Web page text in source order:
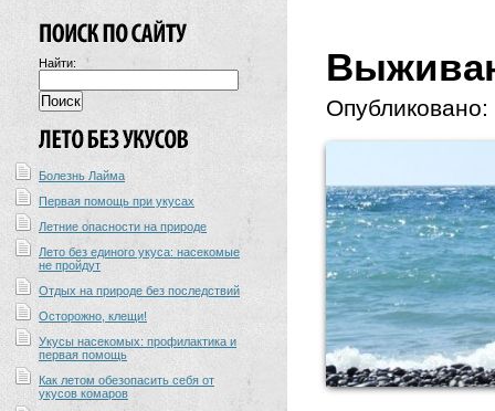
Найти:
Болезнь Лайма
Первая помощь при укусах
Летние опасности на природе
Лето без единого укуса: насекомые
не пройдут
Отдых на природе без последствий
Осторожно, клещи!
Укусы насекомых: профилактика и
первая помощь
Как летом обезопасить себя от
укусов комаров
Опубликовано: